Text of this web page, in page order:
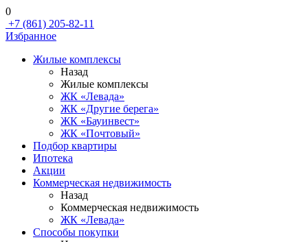
0
+7 (861) 205-82-11
Избранное
Жилые комплексы
Назад
Жилые комплексы
ЖК «Левада»
ЖК «Другие берега»
ЖК «Бауинвест»
ЖК «Почтовый»
Подбор квартиры
Ипотека
Акции
Коммерческая недвижимость
Назад
Коммерческая недвижимость
ЖК «Левада»
Способы покупки